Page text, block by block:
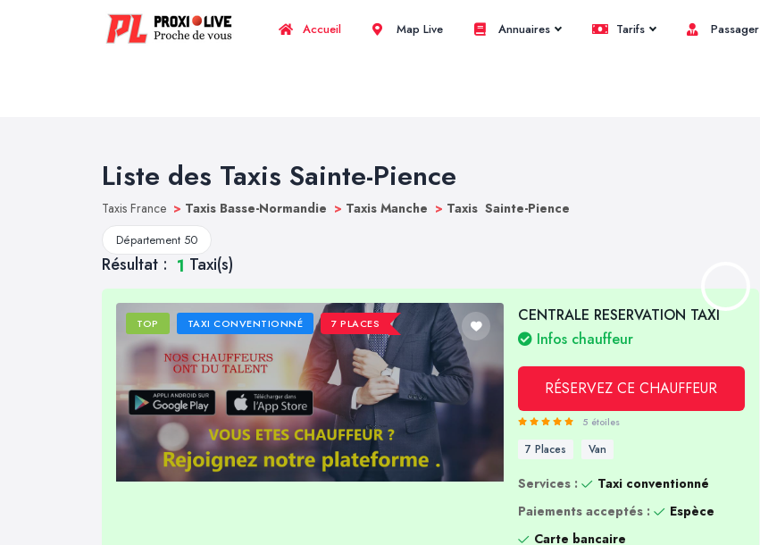
Accueil Map Live Annuaires Tarifs Passager
Liste des Taxis Sainte-Pience
Taxis France > Taxis Basse-Normandie > Taxis Manche > Taxis Sainte-Pience
Département 50
Résultat : 1 Taxi(s)
TOP TAXI CONVENTIONNÉ 7 PLACES
CENTRALE RESERVATION TAXI
Infos chauffeur
RÉSERVEZ CE CHAUFFEUR
5 étoiles
7 Places Van
Services :
Taxi conventionné
Paiements acceptés :
Espèce
Carte bancaire